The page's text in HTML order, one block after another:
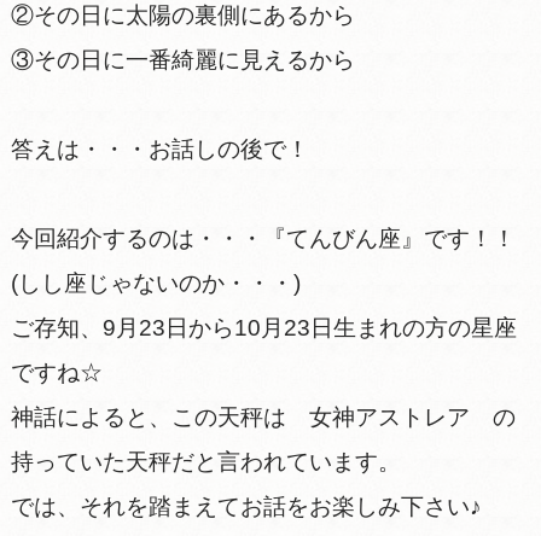
②その日に太陽の裏側にあるから
③その日に一番綺麗に見えるから
答えは・・・お話しの後で！
今回紹介するのは・・・『てんびん座』です！！
(しし座じゃないのか・・・)
ご存知、9月23日から10月23日生まれの方の星座
ですね☆
神話によると、この天秤は 女神アストレア の
持っていた天秤だと言われています。
では、それを踏まえてお話をお楽しみ下さい♪